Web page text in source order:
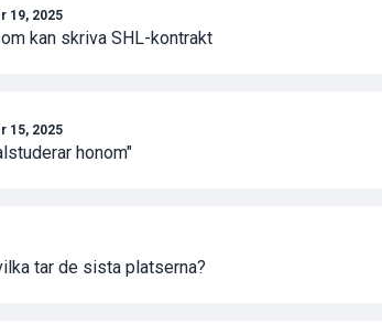
19, 2025
kan skriva SHL-kontrakt
15, 2025
honom"
tar de sista platserna?